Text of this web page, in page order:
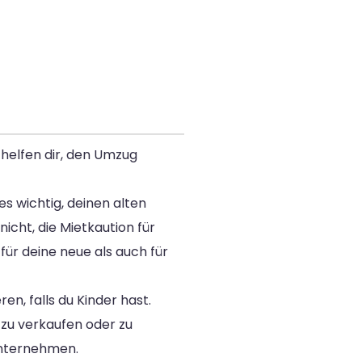
dir, den Umzug
wichtig, deinen alten
die Mietkaution für
deine neue als auch für
falls du Kinder hast.
verkaufen oder zu